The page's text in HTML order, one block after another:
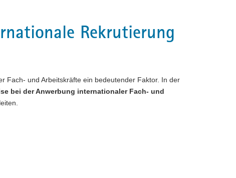
Rekrutierung
Fach- und Arbeitskräfte ein bedeutender Faktor. In der
bei der Anwerbung internationaler Fach- und